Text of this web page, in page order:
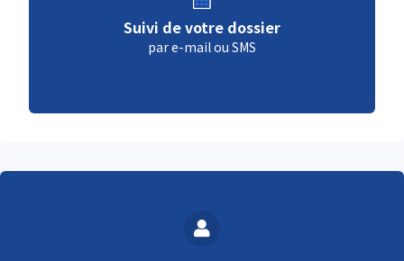
Suivi de votre dossier
par e-mail ou SMS